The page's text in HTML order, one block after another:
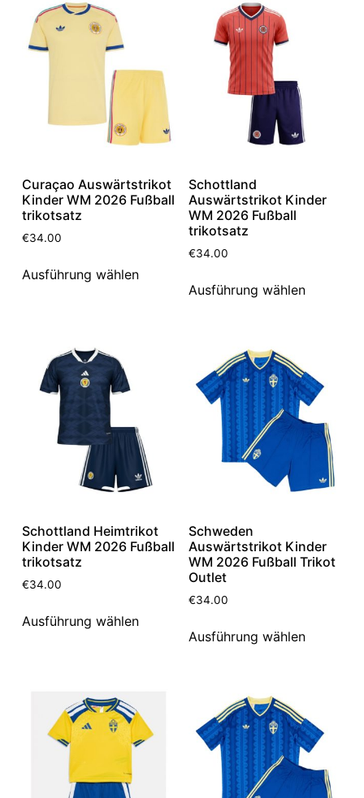
Curaçao Auswärtstrikot
Kinder WM 2026 Fußball
trikotsatz
€34.00
Ausführung wählen
Schottland
Auswärtstrikot Kinder
WM 2026 Fußball
trikotsatz
€34.00
Ausführung wählen
Schottland Heimtrikot
Kinder WM 2026 Fußball
trikotsatz
€34.00
Ausführung wählen
Schweden
Auswärtstrikot Kinder
WM 2026 Fußball Trikot
Outlet
€34.00
Ausführung wählen